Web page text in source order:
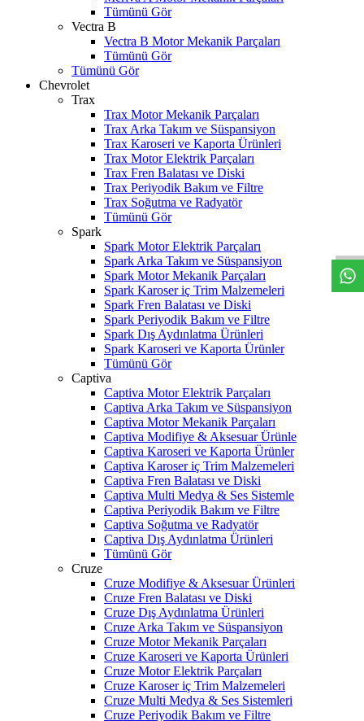
Tümünü Gör
Vectra B
Vectra B Motor Mekanik Parçaları
Tümünü Gör
Tümünü Gör
Chevrolet
Trax
Trax Motor Mekanik Parçaları
Trax Arka Takım ve Süspansiyon
Trax Karoseri ve Kaporta Ürünleri
Trax Motor Elektrik Parçaları
Trax Fren Balatası ve Diski
Trax Periyodik Bakım ve Filtre
Trax Soğutma ve Radyatör
Tümünü Gör
Spark
Spark Motor Elektrik Parçaları
Spark Arka Takım ve Süspansiyon
Spark Motor Mekanik Parçaları
Spark Karoser iç Trim Malzemeleri
Spark Fren Balatası ve Diski
Spark Periyodik Bakım ve Filtre
Spark Dış Aydınlatma Ürünleri
Spark Karoseri ve Kaporta Ürünler
Tümünü Gör
Captiva
Captiva Motor Elektrik Parçaları
Captiva Arka Takım ve Süspansiyon
Captiva Motor Mekanik Parçaları
Captiva Modifiye & Aksesuar Ürünle
Captiva Karoseri ve Kaporta Ürünler
Captiva Karoser iç Trim Malzemeleri
Captiva Fren Balatası ve Diski
Captiva Multi Medya & Ses Sistemle
Captiva Periyodik Bakım ve Filtre
Captiva Soğutma ve Radyatör
Captiva Dış Aydınlatma Ürünleri
Tümünü Gör
Cruze
Cruze Modifiye & Aksesuar Ürünleri
Cruze Fren Balatası ve Diski
Cruze Dış Aydınlatma Ürünleri
Cruze Arka Takım ve Süspansiyon
Cruze Motor Mekanik Parçaları
Cruze Karoseri ve Kaporta Ürünleri
Cruze Motor Elektrik Parçaları
Cruze Karoser iç Trim Malzemeleri
Cruze Multi Medya & Ses Sistemleri
Cruze Periyodik Bakım ve Filtre